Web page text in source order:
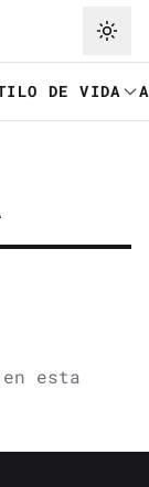
DE VIDA
esta